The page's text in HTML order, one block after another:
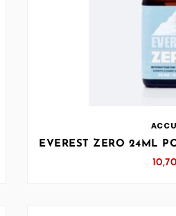
…
EVEREST ZERO 24ML